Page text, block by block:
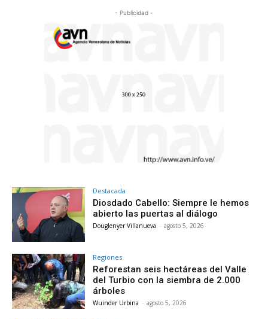
- Publicidad -
Destacada
Diosdado Cabello: Siempre le hemos
abierto las puertas al diálogo
Douglenyer Villanueva - agosto 5, 2026
Regiones
Reforestan seis hectáreas del Valle
del Turbio con la siembra de 2.000
árboles
Wuinder Urbina - agosto 5, 2026